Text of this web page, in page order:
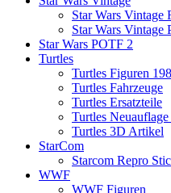
Star Wars Vintage
Star Wars Vintage
Star Wars POTF 2
Turtles
Turtles Figuren
Turtles Fahrzeuge
Turtles Ersatzteile
Turtles
Turtles 3D Artikel
StarCom
Starcom Repro
WWF
WWF Figuren